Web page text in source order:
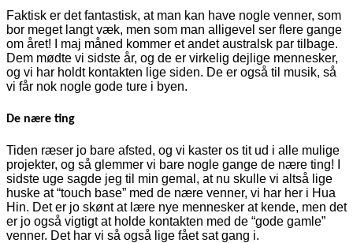
Faktisk er det fantastisk, at man kan have nogle venner, som
bor meget langt væk, men som man alligevel ser flere gange
om året! I maj måned kommer et andet australsk par tilbage.
Dem mødte vi sidste år, og de er virkelig dejlige mennesker,
og vi har holdt kontakten lige siden. De er også til musik, så
vi får nok nogle gode ture i byen.
De nære ting
Tiden ræser jo bare afsted, og vi kaster os tit ud i alle mulige
projekter, og så glemmer vi bare nogle gange de nære ting! I
sidste uge sagde jeg til min gemal, at nu skulle vi altså lige
huske at “touch base” med de nære venner, vi har her i Hua
Hin. Det er jo skønt at lære nye mennesker at kende, men det
er jo også vigtigt at holde kontakten med de “gode gamle”
venner. Det har vi så også lige fået sat gang i.